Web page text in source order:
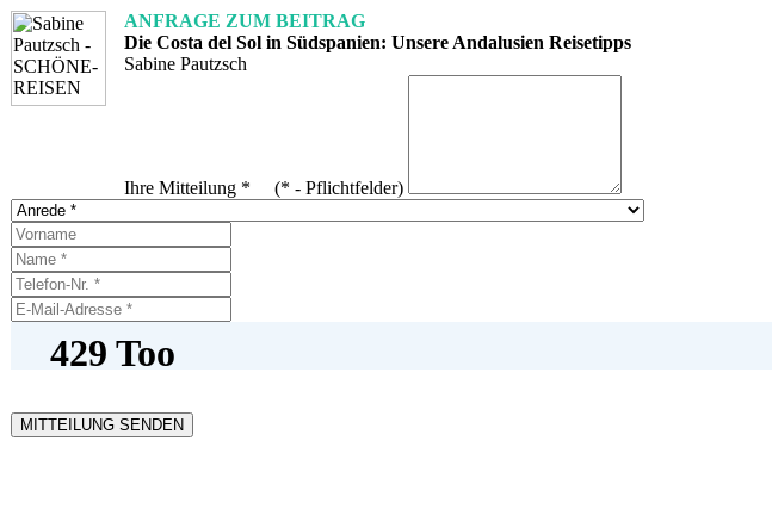
ANFRAGE ZUM BEITRAG
Die Costa del Sol in Südspanien: Unsere Andalusien Reisetipps
Sabine Pautzsch
Ihre Mitteilung * (* - Pflichtfelder)
MITTEILUNG SENDEN